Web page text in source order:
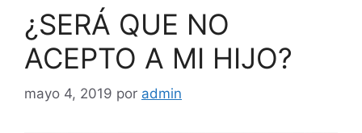
¿SERÁ QUE NO
ACEPTO A MI HIJO?
mayo 4, 2019 por admin